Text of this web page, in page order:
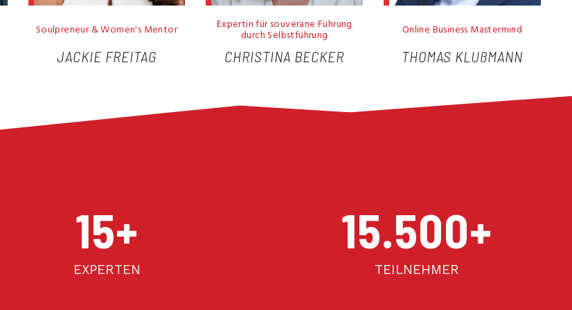
Soulpreneur & Women's Mentor
JACKIE FREITAG
Expertin für souveräne Führung
durch Selbstführung
CHRISTINA BECKER
Online Business Mastermind
THOMAS KLUßMANN
EXPERTEN
15+
TEILNEHMER
15.500+